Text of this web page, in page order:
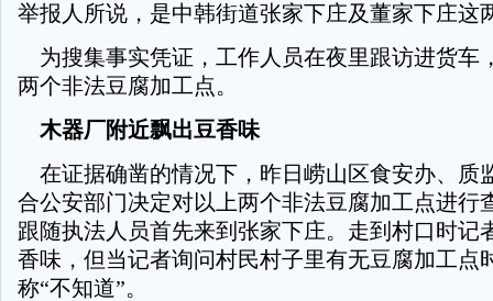
举报人所说，是中韩街道张家下庄及董家下庄这
为搜集事实凭证，工作人员在夜里跟访进货车
两个非法豆腐加工点。
木器厂附近飘出豆香味
在证据确凿的情况下，昨日崂山区食安办、质
合公安部门决定对以上两个非法豆腐加工点进行
跟随执法人员首先来到张家下庄。走到村口时记
香味，但当记者询问村民村子里有无豆腐加工点
称“不知道”。